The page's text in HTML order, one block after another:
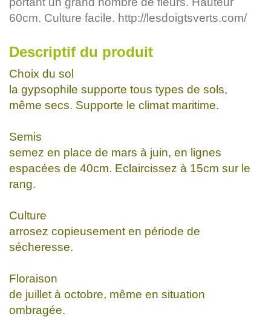
60cm. Culture facile. http://lesdoigtsverts.com/
Descriptif du produit
Choix du sol
la gypsophile supporte tous types de sols,
même secs. Supporte le climat maritime.
Semis
semez en place de mars à juin, en lignes
espacées de 40cm. Eclaircissez à 15cm sur le
rang.
Culture
arrosez copieusement en période de
sécheresse.
Floraison
de juillet à octobre, même en situation
ombragée.